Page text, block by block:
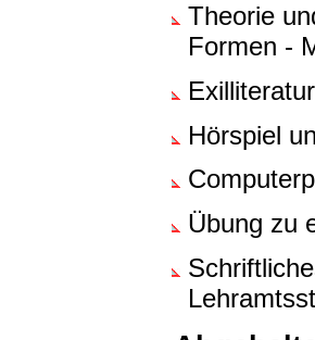
Theorie
Formen -
Hörspiel
Übung zu